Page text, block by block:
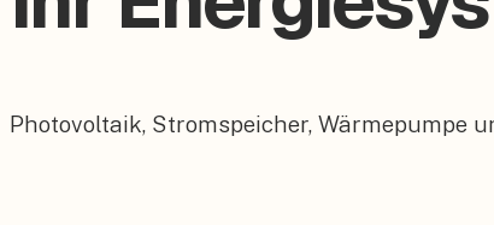
Photovoltaik, Stromspeicher, Wärmepumpe